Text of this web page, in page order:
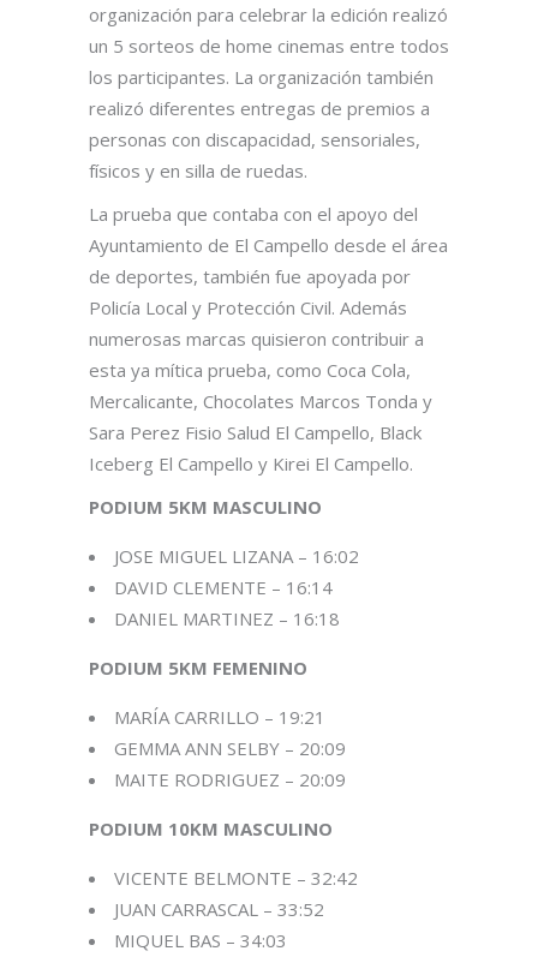
organización para celebrar la edición realizó
un 5 sorteos de home cinemas entre todos
los participantes. La organización también
realizó diferentes entregas de premios a
personas con discapacidad, sensoriales,
físicos y en silla de ruedas.
La prueba que contaba con el apoyo del
Ayuntamiento de El Campello desde el área
de deportes, también fue apoyada por
Policía Local y Protección Civil. Además
numerosas marcas quisieron contribuir a
esta ya mítica prueba, como Coca Cola,
Mercalicante, Chocolates Marcos Tonda y
Sara Perez Fisio Salud El Campello, Black
Iceberg El Campello y Kirei El Campello.
PODIUM 5KM MASCULINO
JOSE MIGUEL LIZANA – 16:02
DAVID CLEMENTE – 16:14
DANIEL MARTINEZ – 16:18
PODIUM 5KM FEMENINO
MARÍA CARRILLO – 19:21
GEMMA ANN SELBY – 20:09
MAITE RODRIGUEZ – 20:09
PODIUM 10KM MASCULINO
VICENTE BELMONTE – 32:42
JUAN CARRASCAL – 33:52
MIQUEL BAS – 34:03